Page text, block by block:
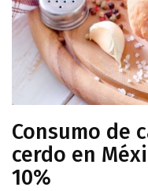
Consumo de
cerdo en
10%